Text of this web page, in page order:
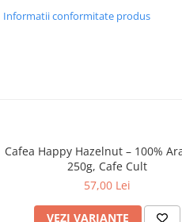
Informatii conformitate produs
Cafea Happy Hazelnut – 100%
250g, Cafe Cult
57,00 Lei
VEZI VARIANTE